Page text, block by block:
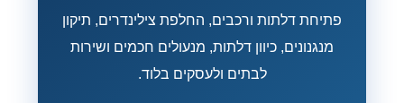
פתיחת דלתות ורכבים, החלפת צילינדרים, תיקון
מנגנונים, כיוון דלתות, מנעולים חכמים ושירות
לבתים ולעסקים בלוד.